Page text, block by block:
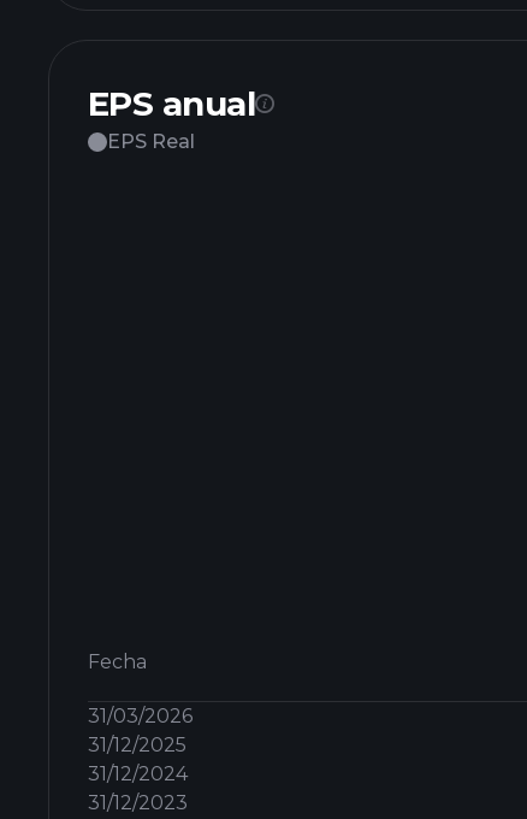
EPS anual
EPS Real
Fecha
31/03/2026
31/12/2025
31/12/2024
31/12/2023